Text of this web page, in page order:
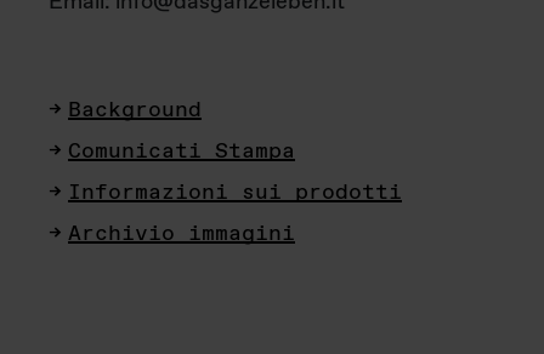
Background
Comunicati Stampa
Informazioni sui prodotti
Archivio immagini